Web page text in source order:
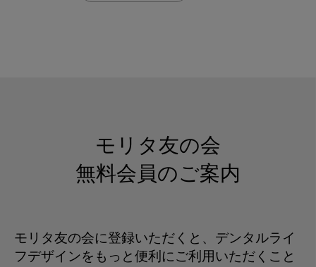
モリタ友の会
無料会員のご案内
モリタ友の会に登録いただくと、デンタルライ
フデザインをもっと便利にご利用いただくこと